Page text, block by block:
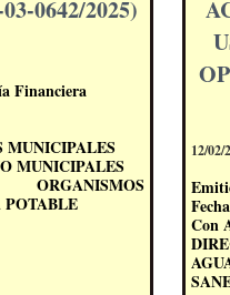
0642/2025)
Financiera
MUNICIPALES
MUNICIPALES
POTABLE
12/02/
Con